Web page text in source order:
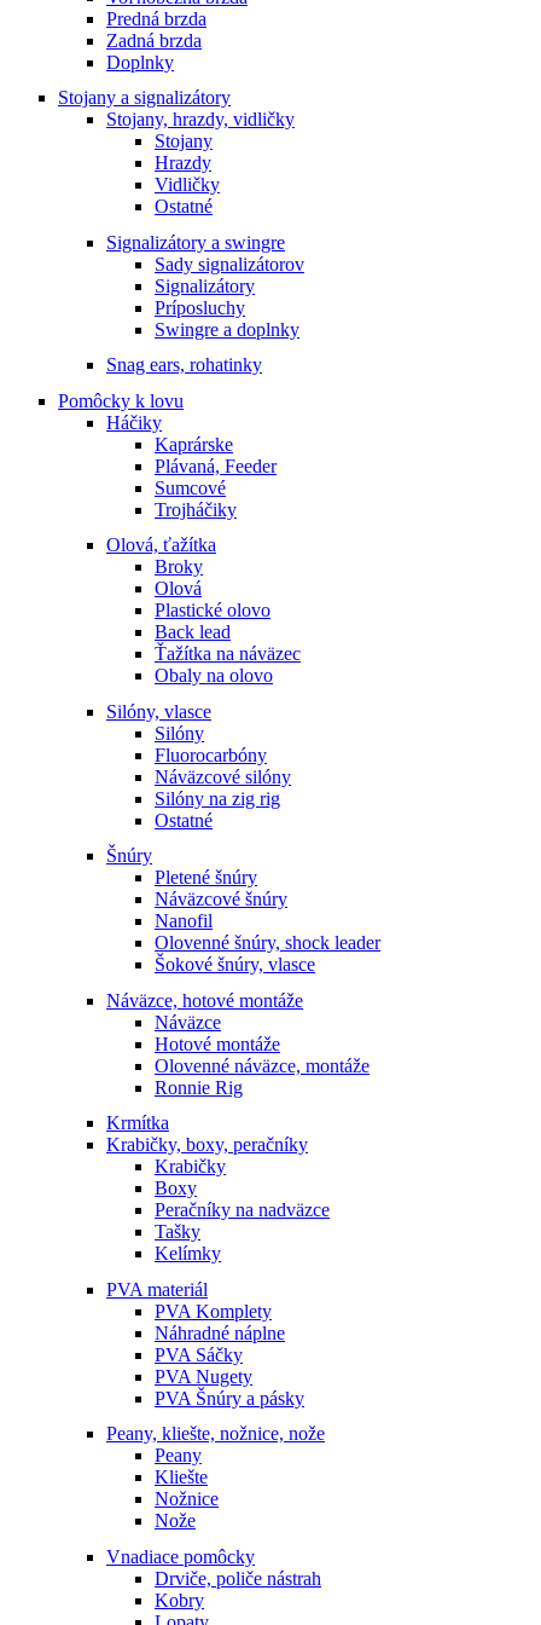
Predná brzda
Zadná brzda
Doplnky
Stojany a signalizátory
Stojany, hrazdy, vidličky
Stojany
Hrazdy
Vidličky
Ostatné
Signalizátory a swingre
Sady signalizátorov
Signalizátory
Príposluchy
Swingre a doplnky
Snag ears, rohatinky
Pomôcky k lovu
Háčiky
Kaprárske
Plávaná, Feeder
Sumcové
Trojháčiky
Olová, ťažítka
Broky
Olová
Plastické olovo
Back lead
Ťažítka na náväzec
Obaly na olovo
Silóny, vlasce
Silóny
Fluorocarbóny
Náväzcové silóny
Silóny na zig rig
Ostatné
Šnúry
Pletené šnúry
Náväzcové šnúry
Nanofil
Olovenné šnúry, shock leader
Šokové šnúry, vlasce
Náväzce, hotové montáže
Náväzce
Hotové montáže
Olovenné náväzce, montáže
Ronnie Rig
Krmítka
Krabičky, boxy, peračníky
Krabičky
Boxy
Peračníky na nadväzce
Tašky
Kelímky
PVA materiál
PVA Komplety
Náhradné náplne
PVA Sáčky
PVA Nugety
PVA Šnúry a pásky
Peany, kliešte, nožnice, nože
Peany
Kliešte
Nožnice
Nože
Vnadiace pomôcky
Drviče, poliče nástrah
Kobry